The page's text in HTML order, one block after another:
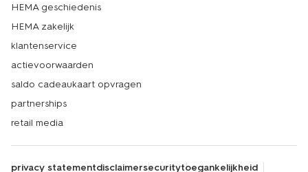
HEMA geschiedenis
HEMA zakelijk
klantenservice
actievoorwaarden
saldo cadeaukaart opvragen
partnerships
retail media
privacy statementdisclaimersecuritytoegankelijkheid